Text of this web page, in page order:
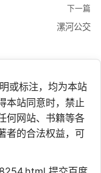
下一篇
漯河公交
或标注，均为本站
本站同意时，禁止
何网站、书籍等各
者的合法权益，可